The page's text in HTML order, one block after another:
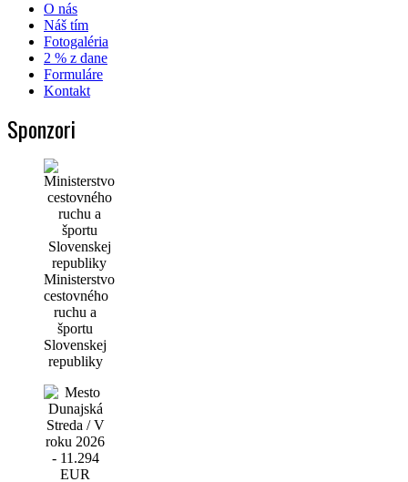
O nás
Náš tím
Fotogaléria
2 % z dane
Formuláre
Kontakt
Sponzori
Ministerstvo
cestovného
ruchu a
športu
Slovenskej
republiky